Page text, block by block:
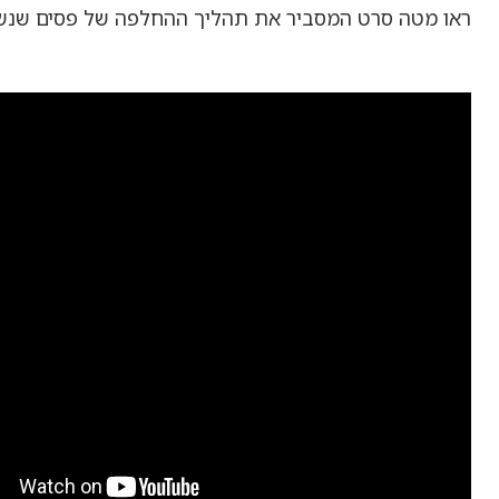
ראו מטה סרט המסביר את תהליך ההחלפה של פסים